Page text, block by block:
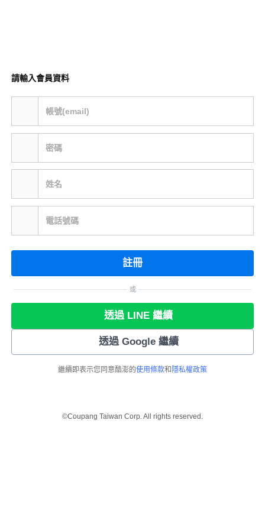
請輸入會員資料
帳號(email)
密碼
姓名
電話號碼
註冊
或
透過 LINE 繼續
透過 Google 繼續
繼續即表示您同意酷澎的使用條款和 隱私權政策
©Coupang Taiwan Corp. All rights reserved.